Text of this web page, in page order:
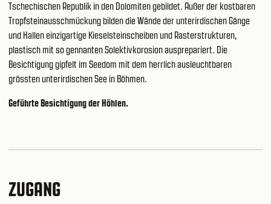
Tschechischen Republik in den Dolomiten gebildet. Außer der kostbaren
Tropfsteinausschmückung bilden die Wände der unterirdischen Gänge
und Hallen einzigartige Kieselsteinscheiben und Rasterstrukturen,
plastisch mit so gennanten Solektivkorosion ausprepariert. Die
Besichtigung gipfelt im Seedom mit dem herrlich ausleuchtbaren
grössten unterirdischen See in Böhmen.
Geführte Besichtigung der Höhlen.
ZUGANG